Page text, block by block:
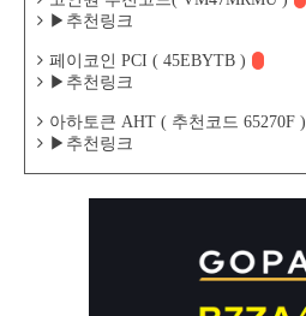
▶추천링크
페이코인 PCI ( 45EBYTB )
▶추천링크
아하토큰 AHT ( 추천코드 65270F )
▶추천링크